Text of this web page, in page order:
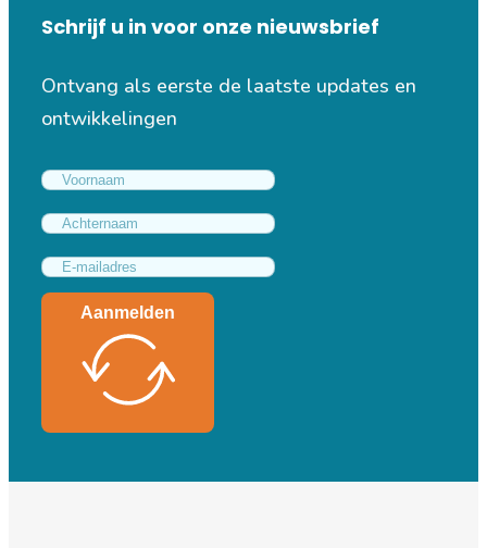
Schrijf u in voor onze nieuwsbrief
Ontvang als eerste de laatste updates en
ontwikkelingen
Aanmelden